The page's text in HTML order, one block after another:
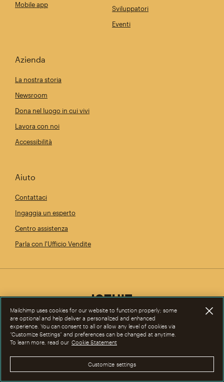
Mobile app
Sviluppatori
Eventi
Azienda
La nostra storia
Newsroom
Dona nel luogo in cui vivi
Lavora con noi
Accessibilità
Aiuto
Contattaci
Ingaggia un esperto
Centro assistenza
Parla con l'Ufficio Vendite
Mailchimp uses cookies for our website to function properly; some
are optional and help deliver a personalized and enhanced
experience. You can consent to all or allow any level of cookies via
“Customize Settings” and preferences can be changed at anytime.
To learn more, read our Cookie Statement
Customize settings